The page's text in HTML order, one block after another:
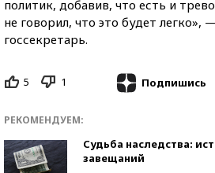
политик, добавив, что есть и
не говорил, что это будет легко»,
госсекретарь.
5 1 Подпишись
РЕКОМЕНДУЕМ:
Судьба наследства:
завещаний